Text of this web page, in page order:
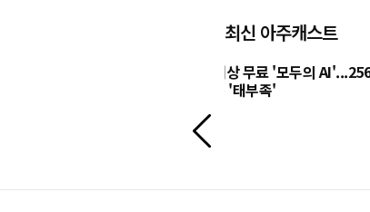
최신 아주캐스트
전국민 대상 무료 '모두의
GPU로는 '태부족'
이
전